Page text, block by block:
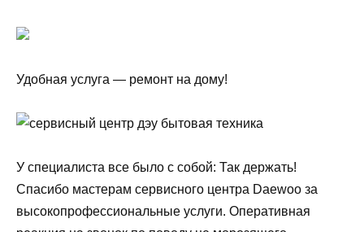
Удобная услуга — ремонт на дому!
У специалиста все было с собой: Так держать!
Спасибо мастерам сервисного центра Daewoo за
высокопрофессиональные услуги. Оперативная